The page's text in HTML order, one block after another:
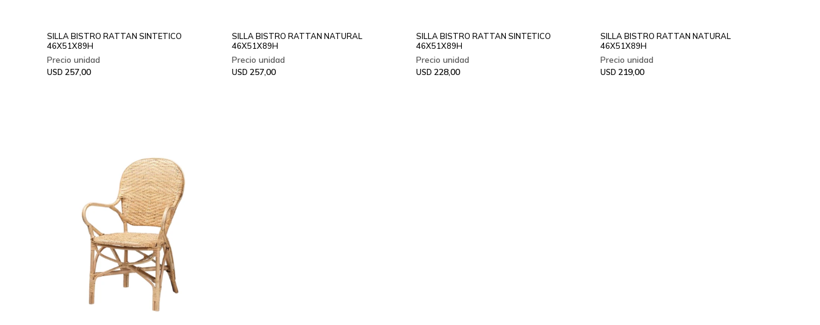
SILLA BISTRO RATTAN SINTETICO
46X51X89H
USD 257,00
SILLA BISTRO RATTAN NATURAL
46X51X89H
USD 257,00
SILLA BISTRO RATTAN SINTETICO
46X51X89H
USD 228,00
SILLA BISTRO RATTAN NATURAL
46X51X89H
USD 219,00